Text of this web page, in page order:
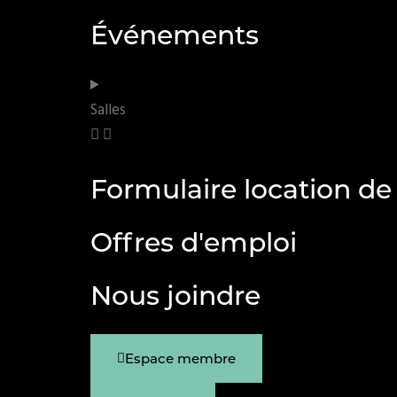
Événements
Salles
Formulaire location de
Offres d'emploi
Nous joindre
Espace membre